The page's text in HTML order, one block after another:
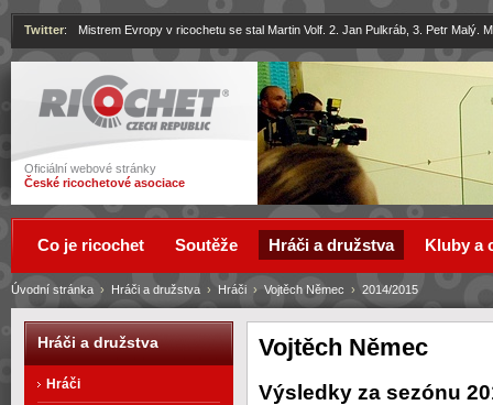
Ricochet
Oficiální webové stránky
České ricochetové asociace
Twitter: Mistrem Evropy v ricochetu se stal Martin Volf. 2. Jan Pulkráb, 3. Petr Malý.
Vojtěch Němec
Výsledky za sezónu
Úvodní stránka › Hráči a družstva › Hráči › Vojtěch Němec › 2014/2015
Co je ricochet Soutěže Hráči a družstva Kluby a
Hráči a družstva
Hráči